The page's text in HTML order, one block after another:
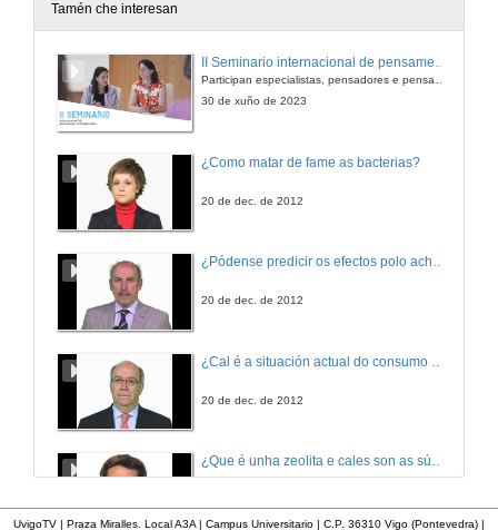
Tamén che interesan
II Seminario internacional de pensamento contemporáneo. Pensar o Antropoceno
30 de xuño de 2023
¿Como matar de fame as bacterias?
20 de dec. de 2012
¿Pódense predicir os efectos polo achegamento á Terra dos asteroides?
20 de dec. de 2012
20 de dec. de 2012
¿Que é unha zeolita e cales son as súas aplicacións?
UvigoTV | Praza Miralles. Local A3A | Campus Universitario | C.P. 36310 Vigo (Pontevedra) |